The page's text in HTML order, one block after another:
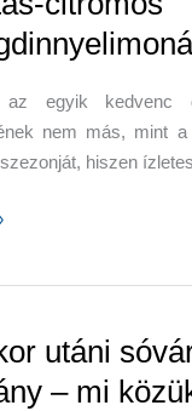
az egyik kedvenc
nem más, mint
hiszen
utáni
– mi